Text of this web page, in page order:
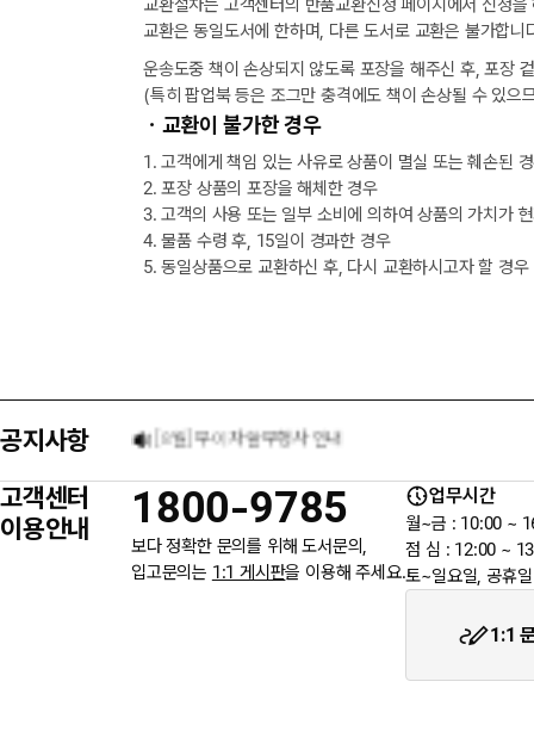
교환절차는 고객센터의 반품교환신청 페이지에서 신청
교환은 동일도서에 한하며, 다른 도서로 교환은 불가합니
운송도중 책이 손상되지 않도록 포장을 해주신 후, 포장
(특히 팝업북 등은 조그만 충격에도 책이 손상될 수 있으
ㆍ교환이 불가한 경우
1. 고객에게 책임 있는 사유로 상품이 멸실 또는 훼손된
2. 포장 상품의 포장을 해체한 경우
3. 고객의 사용 또는 일부 소비에 의하여 상품의 가치가
4. 물품 수령 후, 15일이 경과한 경우
5. 동일상품으로 교환하신 후, 다시 교환하시고자 할 경
공지사항
택배 없는 날 배송 업무 안내
★ 입금자를 찾습니다.
6월 3일 지방선거일 휴무 안내
고객센터
이용안내
1800-9785
보다 정확한 문의를 위해 도서문의,
입고문의는 1:1 게시판을 이용해 주세요.
업무시간
월~금 : 10:00 ~
점 심 : 12:00 ~
토~일요일, 공휴
1:1